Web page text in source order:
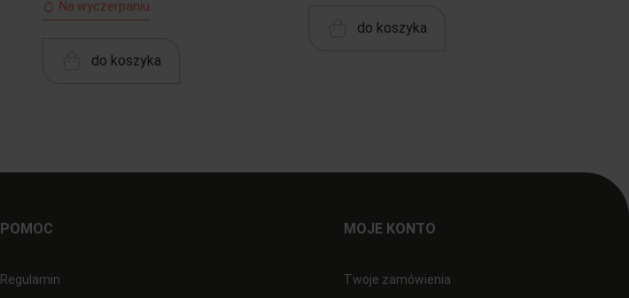
Na wyczerpaniu
do koszyka
do koszyka
POMOC
Regulamin
MOJE KONTO
Twoje zamówienia